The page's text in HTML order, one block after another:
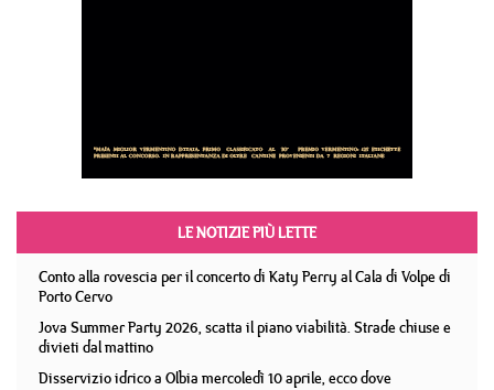
LE NOTIZIE PIÙ LETTE
Conto alla rovescia per il concerto di Katy Perry al Cala di Volpe di
Porto Cervo
Jova Summer Party 2026, scatta il piano viabilità. Strade chiuse e
divieti dal mattino
Disservizio idrico a Olbia mercoledì 10 aprile, ecco dove